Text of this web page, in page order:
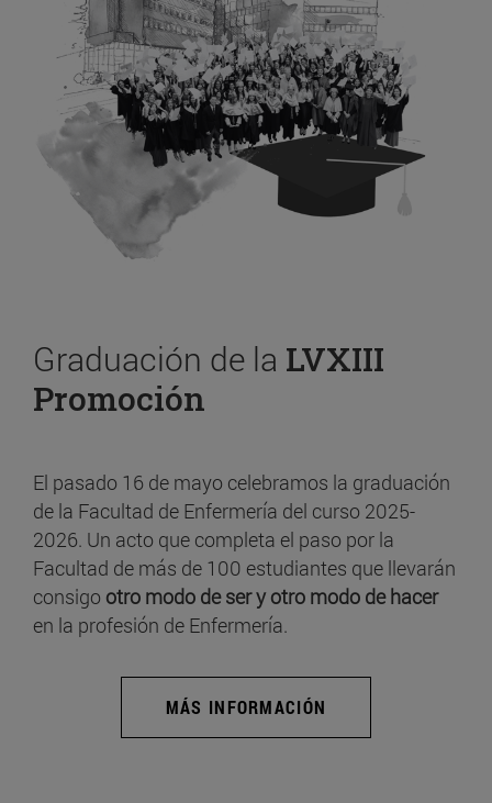
Graduación de la LVXIII
Promoción
El pasado 16 de mayo celebramos la graduación
de la Facultad de Enfermería del curso 2025-
2026. Un acto que completa el paso por la
Facultad de más de 100 estudiantes que llevarán
consigo otro modo de ser y otro modo de hacer
en la profesión de Enfermería.
MÁS INFORMACIÓN